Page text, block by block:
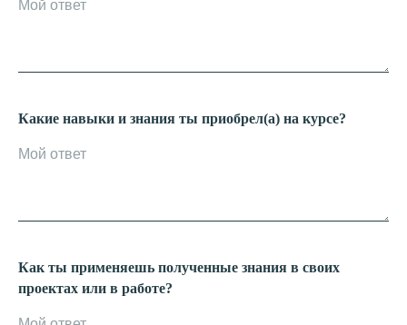
Какие навыки и знания ты приобрел(а) на курсе?
Как ты применяешь полученные знания в своих
проектах или в работе?